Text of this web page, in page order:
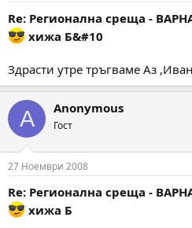
Re: Регионална среща -
хижа Б&#10
Здрасти утре тръгваме Аз
A Anonymous
Гост
27 Ноември 2008
Re: Регионална среща -
хижа Б